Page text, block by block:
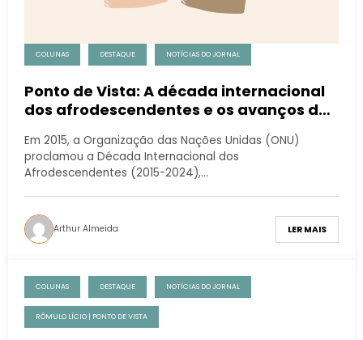
COLUNAS DESTAQUE NOTÍCIAS DO JORNAL
Ponto de Vista: A década internacional
dos afrodescendentes e os avanços de
Em 2015, a Organização das Nações Unidas (ONU)
proclamou a Década Internacional dos
Afrodescendentes (2015-2024),…
Arthur Almeida LER MAIS
COLUNAS DESTAQUE NOTÍCIAS DO JORNAL
RÔMULO LÍCIO | PONTO DE VISTA